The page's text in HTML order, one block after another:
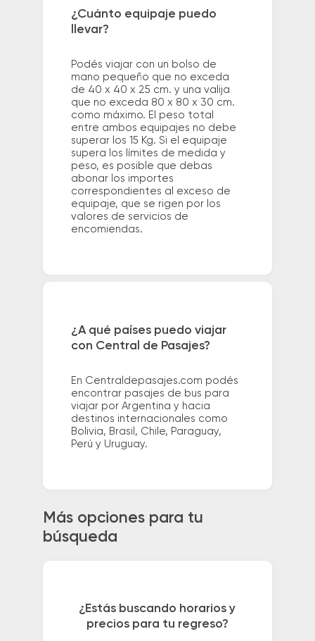
¿Cuánto equipaje puedo
llevar?
Podés viajar con un bolso de
mano pequeño que no exceda
de 40 x 40 x 25 cm. y una valija
que no exceda 80 x 80 x 30 cm.
como máximo. El peso total
entre ambos equipajes no debe
superar los 15 Kg. Si el equipaje
supera los límites de medida y
peso, es posible que debas
abonar los importes
correspondientes al exceso de
equipaje, que se rigen por los
valores de servicios de
encomiendas.
¿A qué países puedo viajar
con Central de Pasajes?
En Centraldepasajes.com podés
encontrar pasajes de bus para
viajar por Argentina y hacia
destinos internacionales como
Bolivia, Brasil, Chile, Paraguay,
Perú y Uruguay.
Más opciones para tu
búsqueda
¿Estás buscando horarios y
precios para tu regreso?